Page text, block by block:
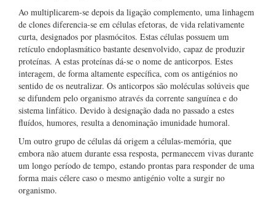
Ao multiplicarem-se depois da ligação complemento, uma linhagem
de clones diferencia-se em células efetoras, de vida relativamente
curta, designados por plasmócitos. Estas células possuem um
retículo endoplasmático bastante desenvolvido, capaz de produzir
proteínas. A estas proteínas dá-se o nome de anticorpos. Estes
interagem, de forma altamente específica, com os antigénios no
sentido de os neutralizar. Os anticorpos são moléculas solúveis que
se difundem pelo organismo através da corrente sanguínea e do
sistema linfático. Devido à designação dada no passado a estes
fluídos, humores, resulta a denominação imunidade humoral.
Um outro grupo de células dá origem a células-memória, que
embora não atuem durante essa resposta, permanecem vivas durante
um longo período de tempo, estando prontas para responder de uma
forma mais célere caso o mesmo antigénio volte a surgir no
organismo.